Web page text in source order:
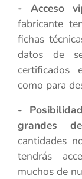
- Acceso
fabricante
fichas
datos de
certificados
como para
-
grandes
cantidades
tendrás
muchos de